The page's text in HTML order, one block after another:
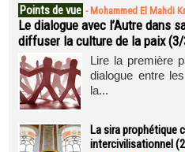
Points de vue - Mohammed El Mahdi
Le dialogue avec l’Autre dans
diffuser la culture de la paix
Lire la première
dialogue entre
la...
La sira prophétique
intercivilisationnel